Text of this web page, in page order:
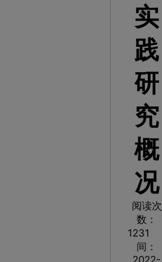
实
践
研
究
概
况
阅读次
数：
1231
间：
2022-